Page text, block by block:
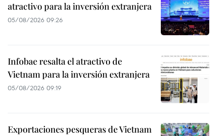
atractivo para la inversión extranjera
05/08/2026 09:26
Infobae resalta el atractivo de
Vietnam para la inversión extranjera
05/08/2026 09:19
Exportaciones pesqueras de Vietnam